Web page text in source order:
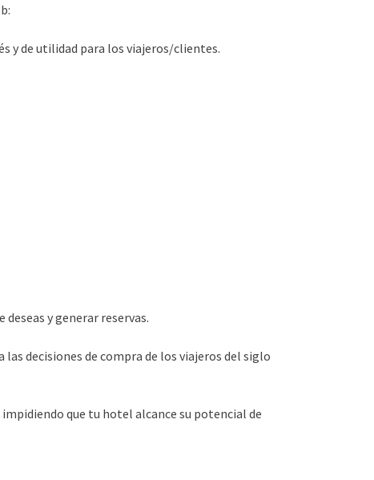
y de utilidad para los viajeros/clientes.
y generar reservas.
decisiones de compra de los viajeros del siglo
que tu hotel alcance su potencial de